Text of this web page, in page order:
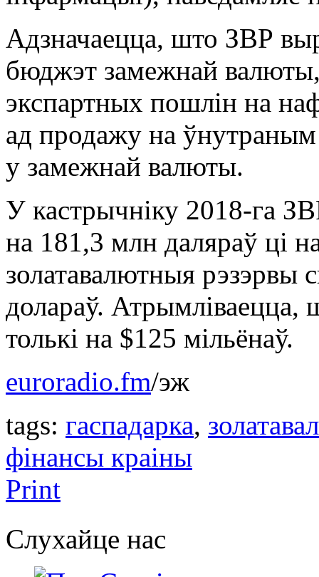
Адзначаецца, што ЗВР
бюджэт замежнай
экспартных пошлін на
ад продажу на
у замежнай валюты.
У кастрычніку 2018-га
на 181,3 млн даляраў ці
золатавалютныя рэзэрвы
долараў. Атрымліваецца,
толькі на $125 мільёнаў.
euroradio.fm/эж
tags: гаспадарка,
фінансы краіны
Print
Слухайце нас